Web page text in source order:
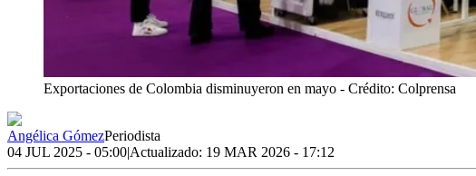
Exportaciones de Colombia disminuyeron en mayo - Crédito: Colprensa
Angélica GómezPeriodista
04 JUL 2025 - 05:00|Actualizado: 19 MAR 2026 - 17:12